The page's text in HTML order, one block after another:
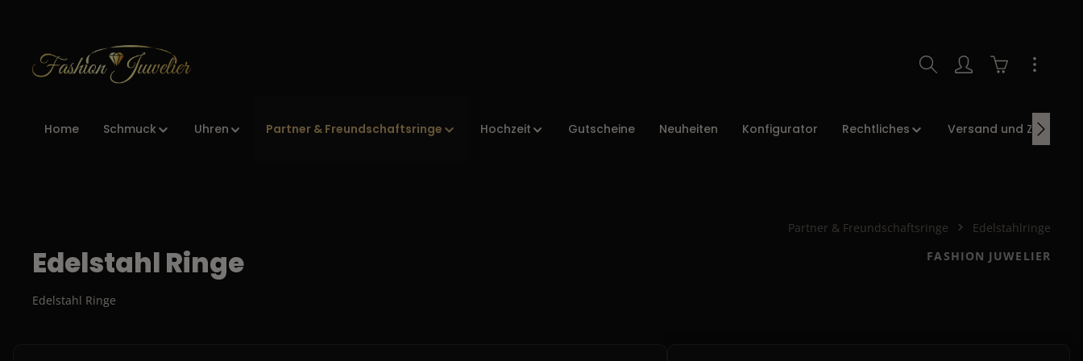
Warenkorb
Home Schmuck Uhren Hochzeit Gutscheine Neuheiten Konfigurator Rechtliches Versand und Zahlung
Partner & Freundschaftsringe Edelstahlringe
Edelstahl Ringe FASHION JUWELIER
Edelstahl Ringe